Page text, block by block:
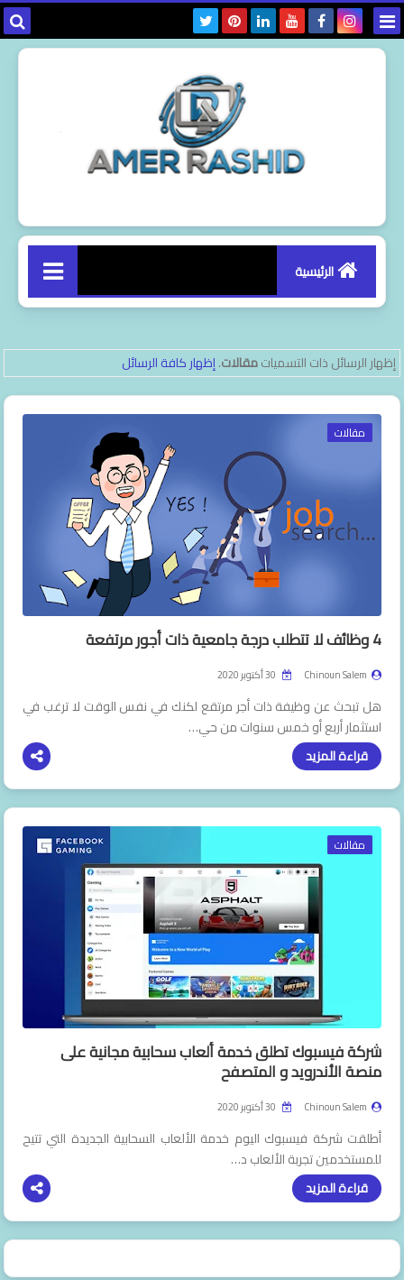
بحث
الرئيسية
مقالات
الربح
برامج
فوتوشوب
جرافيك
هواتف
أبل
أندرويد
مشاكل
ويندوز
فيديوهات
‏إظهار الرسائل ذات التسمياتمقالات.إظهار كافة الرسائل
مقالات
4 وظائف لا تتطلب درجة جامعية ذات أجور مرتفعة
Chinoun Salem
هل تبحث عن وظيفة ذات أجر مرتقع لكنك في نفس الوقت لا ترغب في
استثمار أربع أو خمس سنوات من حي…
قراءة المزيد
مقالات
شركة فيسبوك تطلق خدمة ألعاب سحابية مجانية على
منصة الأندرويد و المتصفح
Chinoun Salem
أطلقت شركة فيسبوك اليوم خدمة الألعاب السحابية الجديدة التي تتيح
للمستخدمين تجربة الألعاب د…
قراءة المزيد